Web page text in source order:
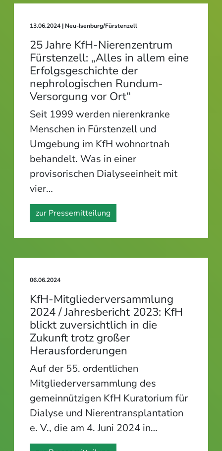
13.06.2024 | Neu-Isenburg/Fürstenzell
25 Jahre KfH-Nierenzentrum
Fürstenzell: „Alles in allem eine
Erfolgsgeschichte der
nephrologischen Rundum-
Versorgung vor Ort“
Seit 1999 werden nierenkranke
Menschen in Fürstenzell und
Umgebung im KfH wohnortnah
behandelt. Was in einer
provisorischen Dialyseeinheit mit
vier…
zur Pressemitteilung
06.06.2024
KfH-Mitgliederversammlung
2024 / Jahresbericht 2023: KfH
blickt zuversichtlich in die
Zukunft trotz großer
Herausforderungen
Auf der 55. ordentlichen
Mitgliederversammlung des
gemeinnützigen KfH Kuratorium für
Dialyse und Nierentransplantation
e. V., die am 4. Juni 2024 in…